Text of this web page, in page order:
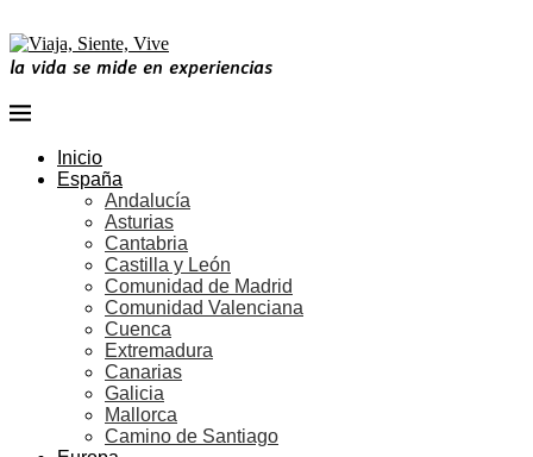
la vida se mide en experiencias
Inicio
España
Andalucía
Asturias
Cantabria
Castilla y León
Comunidad de Madrid
Comunidad Valenciana
Cuenca
Extremadura
Canarias
Galicia
Mallorca
Camino de Santiago